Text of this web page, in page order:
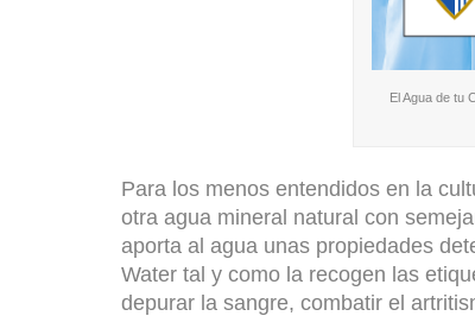
El Agua de tu
Para los menos entendidos en la
otra agua mineral natural con
aporta al agua unas propiedades
Water tal y como la recogen las
depurar la sangre, combatir el